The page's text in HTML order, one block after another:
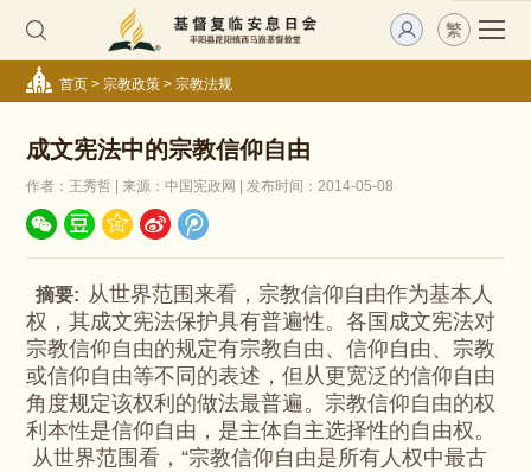
繁
首页> 宗教政策> 宗教法规
成文宪法中的宗教信仰自由
作者：王秀哲 | 来源：中国宪政网 | 发布时间：2014-05-08
摘要: 从世界范围来看，宗教信仰自由作为基本人
权，其成文宪法保护具有普遍性。各国成文宪法对
宗教信仰自由的规定有宗教自由、信仰自由、宗教
或信仰自由等不同的表述，但从更宽泛的信仰自由
角度规定该权利的做法最普遍。宗教信仰自由的权
利本性是信仰自由，是主体自主选择性的自由权。
从世界范围看，“宗教信仰自由是所有人权中最古